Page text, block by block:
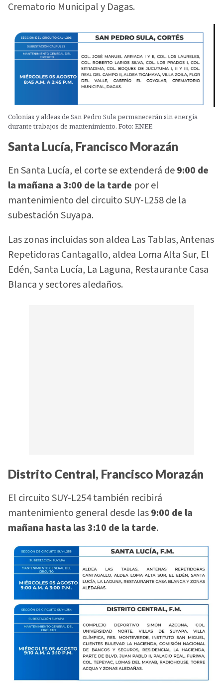
Crematorio Municipal y Dagas.
Colonias y aldeas de San Pedro Sula permanecerán sin energía
durante trabajos de mantenimiento. Foto: ENEE
Santa Lucía, Francisco Morazán
En Santa Lucía, el corte se extenderá de9:00 de
la mañana a 3:00 de la tarde por el
mantenimiento del circuito SUY-L258 de la
subestación Suyapa.
Las zonas incluidas son aldea Las Tablas, Antenas
Repetidoras Cantagallo, aldea Loma Alta Sur, El
Edén, Santa Lucía, La Laguna, Restaurante Casa
Blanca y sectores aledaños.
Distrito Central, Francisco Morazán
El circuito SUY-L254 también recibirá
mantenimiento general desde las9:00 de la
mañana hasta las 3:10 de la tarde.